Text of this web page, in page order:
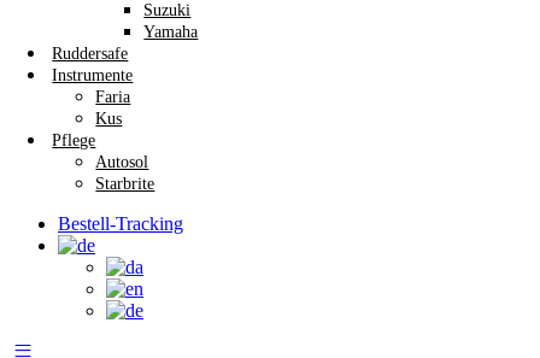
Suzuki
Yamaha
Ruddersafe
Instrumente
Faria
Kus
Pflege
Autosol
Starbrite
Bestell-Tracking